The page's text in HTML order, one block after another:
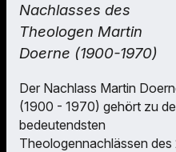
Nachlasses des
Theologen Martin
Doerne (1900-1970)
Der Nachlass Martin
(1900 - 1970) gehört zu
bedeutendsten
Theologennachlässen des